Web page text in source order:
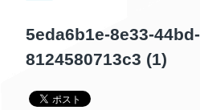
5eda6b1e-8e33-
8124580713c3 (1)